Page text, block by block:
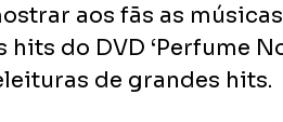
aos fãs as
hits do DVD ‘Perfume
de grandes hits.